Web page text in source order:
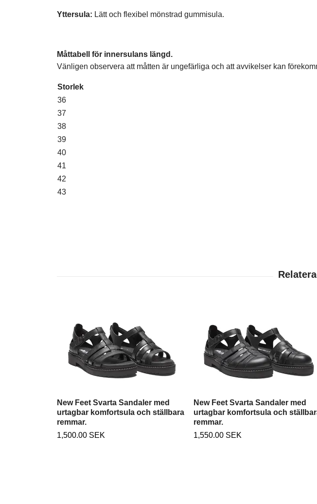
Yttersula: Lätt och flexibel mönstrad gummisula.
Måttabell för innersulans längd.
Vänligen observera att måtten är ungefärliga och att avvikelser kan
Storlek
36
37
38
39
40
41
42
43
New Feet Svarta Sandaler med
urtagbar komfortsula och ställbara
remmar.
1,500.00 SEK
New Feet Svarta Sandaler med
urtagbar komfortsula och
remmar.
1,550.00 SEK